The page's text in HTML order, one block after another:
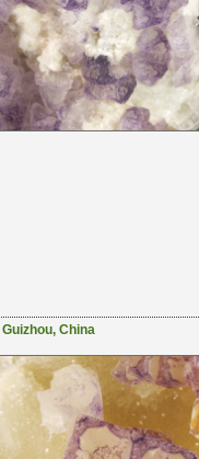
Guizhou, China